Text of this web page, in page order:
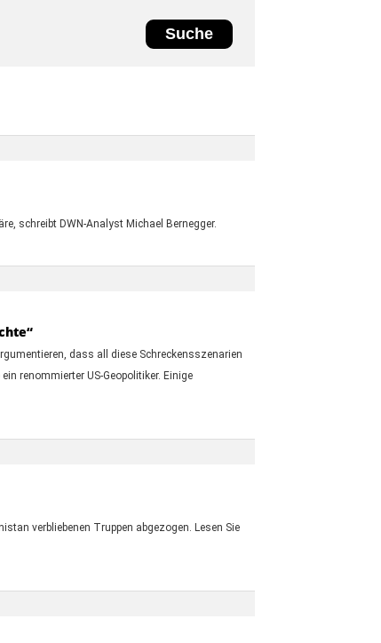
schreibt DWN-Analyst Michael Bernegger.
dass all diese Schreckensszenarien
renommierter US-Geopolitiker. Einige
verbliebenen Truppen abgezogen. Lesen Sie